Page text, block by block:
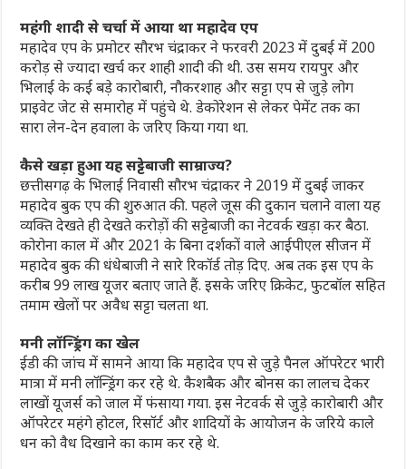
महंगी शादी से चर्चा में आया था महादेव एप
महादेव एप के प्रमोटर सौरभ चंद्राकर ने फरवरी 2023 में दुबई में 200
करोड़ से ज्यादा खर्च कर शाही शादी की थी. उस समय रायपुर और
भिलाई के कई बड़े कारोबारी, नौकरशाह और सट्टा एप से जुड़े लोग
प्राइवेट जेट से समारोह में पहुंचे थे. डेकोरेशन से लेकर पेमेंट तक का
सारा लेन-देन हवाला के जरिए किया गया था.
कैसे खड़ा हुआ यह सट्टेबाजी साम्राज्य?
छत्तीसगढ़ के भिलाई निवासी सौरभ चंद्राकर ने 2019 में दुबई जाकर
महादेव बुक एप की शुरुआत की. पहले जूस की दुकान चलाने वाला यह
व्यक्ति देखते ही देखते करोड़ों की सट्टेबाजी का नेटवर्क खड़ा कर बैठा.
कोरोना काल में और 2021 के बिना दर्शकों वाले आईपीएल सीजन में
महादेव बुक की धंधेबाजी ने सारे रिकॉर्ड तोड़ दिए. अब तक इस एप के
करीब 99 लाख यूजर बताए जाते हैं. इसके जरिए क्रिकेट, फुटबॉल सहित
तमाम खेलों पर अवैध सट्टा चलता था.
मनी लॉन्ड्रिंग का खेल
ईडी की जांच में सामने आया कि महादेव एप से जुड़े पैनल ऑपरेटर भारी
मात्रा में मनी लॉन्ड्रिंग कर रहे थे. कैशबैक और बोनस का लालच देकर
लाखों यूजर्स को जाल में फंसाया गया. इस नेटवर्क से जुड़े कारोबारी और
ऑपरेटर महंगे होटल, रिसॉर्ट और शादियों के आयोजन के जरिये काले
धन को वैध दिखाने का काम कर रहे थे.